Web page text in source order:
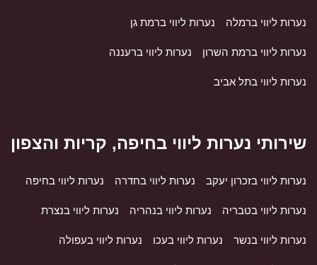
נערות ליווי ברמלה נערות ליווי ברמת גן
נערות ליווי ברמת השרון נערות ליווי ברעננה
נערות ליווי בתל אביב
שירותי נערות ליווי בחיפה, קריות והצפון
נערות ליווי בזכרון יעקב נערות ליווי בחדרה נערות ליווי בחיפה
נערות ליווי בטבריה נערות ליווי בנהריה נערות ליווי בנצרת
נערות ליווי בנשר נערות ליווי בעכו נערות ליווי בעפולה